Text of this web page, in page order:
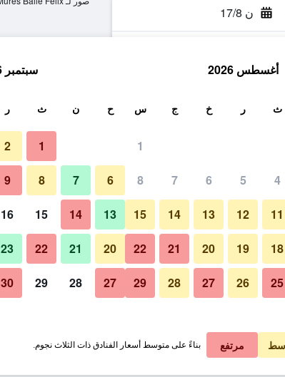
ن 17/8
في الليلة
﷼ عرض الصفقة
﷼ عرض الصفقة
أغسطس 2026
ث ر خ ج س
1
4
5
6
7
8
11
12
13
14
15
18
19
20
21
22
25
26
27
28
29
سبتمبر 2026
ح ن ث ر
1
2
6
7
8
9
13
14
15
16
20
21
22
23
27
28
29
30
مرتفع بناءً على متوسط أسعار الفنادق ذات الثلاث نجوم.